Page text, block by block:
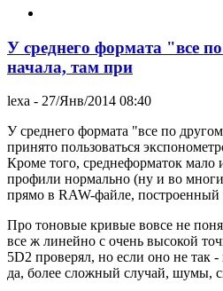
У среднего формата "все
начала, там при
lexa - 27/Янв/2014 08:40
У среднего формата "все по
принято пользоваться
Кроме того, среднеформаток мало
профили нормально (ну и во
прямо в RAW-файле, построенный
Про тоновые кривые вовсе не
все ж линейно с очень высокой
5D2 проверял, но если оно не так
да, более сложный случай, шумы,